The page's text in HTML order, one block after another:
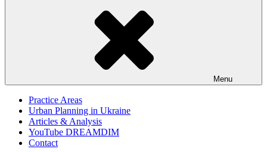
Menu
Practice Areas
Urban Planning in Ukraine
Articles & Analysis
YouTube DREAMDIM
Contact